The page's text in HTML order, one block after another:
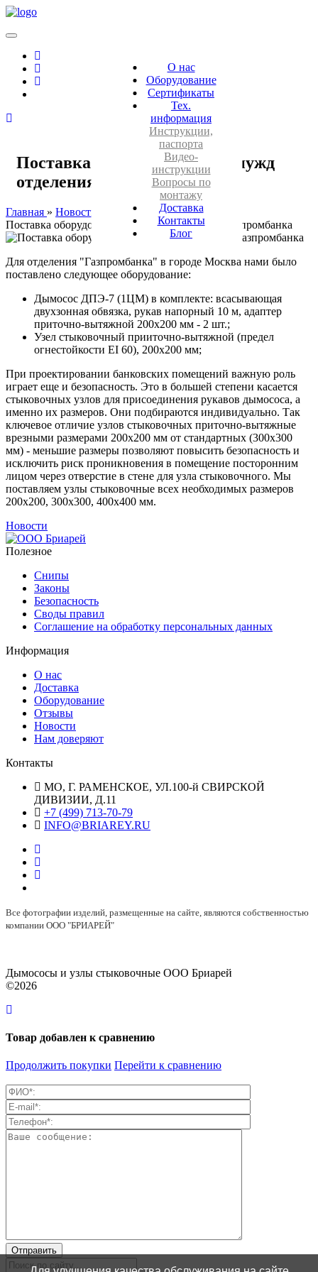
О нас
Оборудование
Сертификаты
Тех.
информация
Инструкции,
паспорта
Видео-
инструкции
Вопросы по
монтажу
Доставка
Контакты
Блог
Поставка оборудования для нужд
отделения Газпромбанка
Главная
Новости
Поставка оборудования для нужд отделения Газпромбанка
Для отделения "Газпромбанка" в городе Москва нами было
поставлено следующее оборудование:
Дымосос ДПЭ-7 (1ЦМ) в комплекте: всасывающая
двухзонная обвязка, рукав напорный 10 м, адаптер
приточно-вытяжной 200х200 мм - 2 шт.;
Узел стыковочный прииточно-вытяжной (предел
огнестойкости EI 60), 200х200 мм;
При проектировании банковских помещений важную роль
играет еще и безопасность. Это в большей степени касается
стыковочных узлов для присоединения рукавов дымососа, а
именно их размеров. Они подбираются индивидуально. Так
ключевое отличие узлов стыковочных приточно-вытяжные
врезными размерами 200х200 мм от стандартных (300х300
мм) - меньшие размеры позволяют повысить безопасность и
исключить риск проникновения в помещение посторонним
лицом через отверстие в стене для узла стыковочного. Мы
поставляем узлы стыковочные всех необходимых размеров
200x200, 300x300, 400x400 мм.
Новости
Полезное
Снипы
Законы
Безопасность
Своды правил
Соглашение на обработку персональных данных
Информация
О нас
Доставка
Оборудование
Отзывы
Новости
Нам доверяют
Контакты
МО, Г. РАМЕНСКОЕ, УЛ.100-й СВИРСКОЙ
ДИВИЗИИ, Д.11
+7 (499) 713-70-79
INFO@BRIAREY.RU
Все фотографии изделий, размещенные на сайте, являются собственностью
компании ООО "БРИАРЕЙ"
Дымососы и узлы стыковочные ООО Бриарей
©2026
Товар добавлен к сравнению
Продолжить покупки Перейти к сравнению